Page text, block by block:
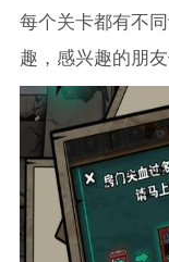
每个关卡都有不
趣，感兴趣的朋